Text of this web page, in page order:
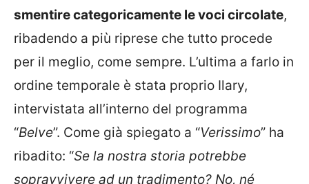
smentire categoricamente le voci circolate,
ribadendo a più riprese che tutto procede
per il meglio, come sempre. L’ultima a farlo in
ordine temporale è stata proprio Ilary,
intervistata all’interno del programma
“Belve”. Come già spiegato a “Verissimo” ha
ribadito: “Se la nostra storia potrebbe
sopravvivere ad un tradimento? No, né